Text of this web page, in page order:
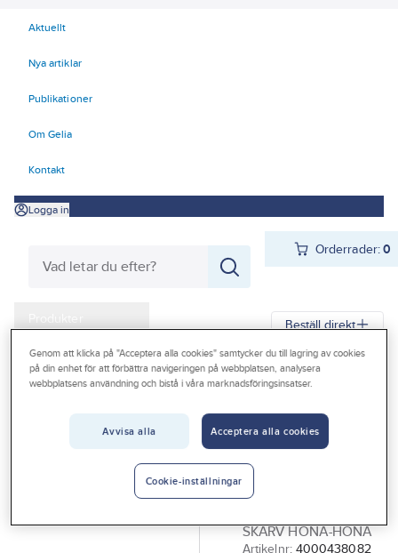
Aktuellt
Nya artiklar
Publikationer
Om Gelia
Kontakt
Logga in
Orderrader:0
Produkter
Kampanjer
Outlet
Beställ direkt
Gelia Produkter Gelia El
Tele-, data-, TV, säkerhet
Antennkontakt,
skarv
SKARV HONA-HONA
Artikelnr: 4000438082
Genom att klicka på "Acceptera alla cookies" samtycker du till lagring av cookies
på din enhet för att förbättra navigeringen på webbplatsen, analysera
webbplatsens användning och bistå i våra marknadsföringsinsatser.
Avvisa alla Acceptera alla cookies
Cookie-inställningar